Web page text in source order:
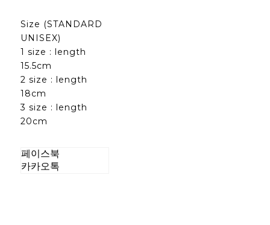
Size (STANDARD
UNISEX)
1 size : length
15.5cm
2 size : length
18cm
3 size : length
20cm
페이스북
카카오톡